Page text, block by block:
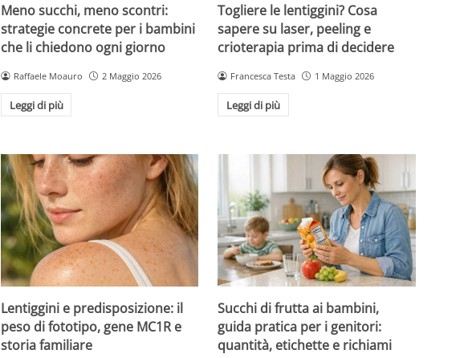
Meno succhi, meno scontri:
strategie concrete per i bambini
che li chiedono ogni giorno
Raffaele Moauro 2 Maggio 2026
Leggi di più
Togliere le lentiggini? Cosa
sapere su laser, peeling e
crioterapia prima di decidere
Francesca Testa 1 Maggio 2026
Leggi di più
Lentiggini e predisposizione: il
peso di fototipo, gene MC1R e
storia familiare
Succhi di frutta ai bambini,
guida pratica per i genitori:
quantità, etichette e richiami